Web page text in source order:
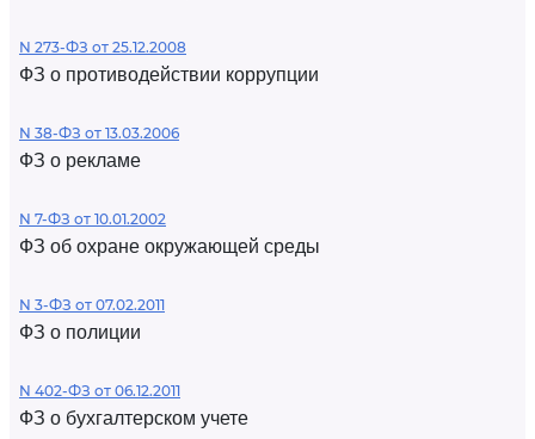
N 273-ФЗ от 25.12.2008
ФЗ о противодействии коррупции
N 38-ФЗ от 13.03.2006
ФЗ о рекламе
N 7-ФЗ от 10.01.2002
ФЗ об охране окружающей среды
N 3-ФЗ от 07.02.2011
ФЗ о полиции
N 402-ФЗ от 06.12.2011
ФЗ о бухгалтерском учете